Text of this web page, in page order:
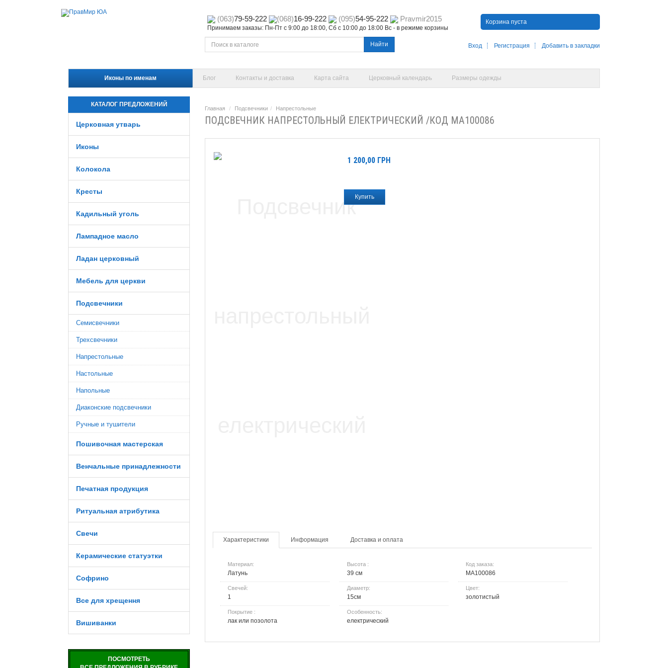
(063)79-59-222 (068)16-99-222 (095)54-95-222 Pravmir2015
Принимаем заказы: Пн-Пт с 9:00 до 18:00, Сб с 10:00 до 18:00 Вс - в режиме корзины
Корзина пуста
Найти Вход Регистрация Добавить в закладки
Иконы по именам Блог Контакты и доставка Карта сайта Церковный календарь Размеры одежды
КАТАЛОГ ПРЕДЛОЖЕНИЙ
Церковная утварь
Иконы
Колокола
Кресты
Кадильный уголь
Лампадное масло
Ладан церковный
Мебель для церкви
Подсвечники
Семисвечники
Трехсвечники
Напрестольные
Настольные
Напольные
Диаконские подсвечники
Ручные и тушители
Пошивочная мастерская
Венчальные принадлежности
Печатная продукция
Ритуальная атрибутика
Свечи
Керамические статуэтки
Софрино
Все для хрещення
Вишиванки
ПОСМОТРЕТЬ
Главная Подсвечники Напрестольные
ПОДСВЕЧНИК НАПРЕСТОЛЬНЫЙ ЕЛЕКТРИЧЕСКИЙ /КОД МА100086
1 200,00 ГРН
Характеристики Информация Доставка и оплата
Материал:
Латунь
Высота :
39 см
Код заказа:
МА100086
Свечей:
1
Диаметр:
15см
Цвет:
золотистый
Покрытие :
лак или позолота
Особенность:
електрический